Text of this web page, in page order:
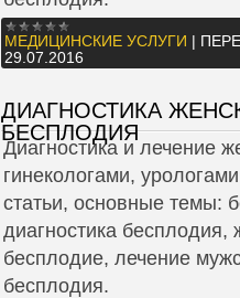
МЕДИЦИНСКИЕ УСЛУГИ
29.07.2016
ДИАГНОСТИКА
БЕСПЛОДИЯ
Диагностика и лечение
гинекологами,
статьи, основные темы:
диагностика
бесплодие, лечение
бесплодия.